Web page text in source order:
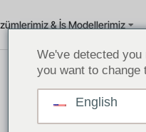
& İş Modellerimiz
ABD
We've detected
you want to change
English